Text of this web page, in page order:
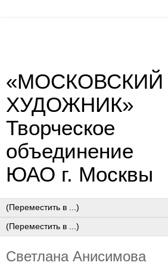
«МОСКОВСКИЙ
ХУДОЖНИК»
Творческое
объединение
ЮАО г. Москвы
Светлана Анисимова